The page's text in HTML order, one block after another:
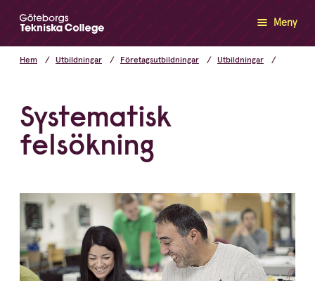
Meny
Hem Utbildningar Företagsutbildningar Utbildningar
Systematisk
felsökning